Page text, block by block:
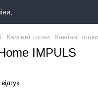
Камінні топки Камінні
IMPULS